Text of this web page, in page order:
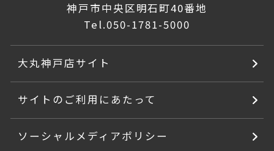
神戸市中央区明石町40番地
Tel.050-1781-5000
大丸神戸店サイト
サイトのご利用にあたって
ソーシャルメディアポリシー